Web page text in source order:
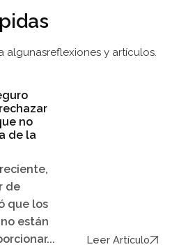
algunasreflexiones y artículos.
no
de la
de
que los
están
Leer Artículo